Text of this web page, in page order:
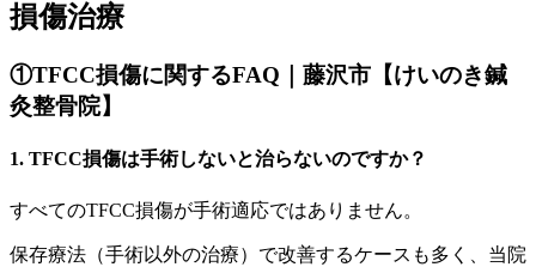
損傷治療
①TFCC損傷に関するFAQ｜藤沢市【けいのき鍼
灸整骨院】
1. TFCC損傷は手術しないと治らないのですか？
すべてのTFCC損傷が手術適応ではありません。
保存療法（手術以外の治療）で改善するケースも多く、当院